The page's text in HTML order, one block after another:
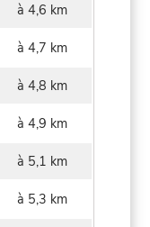
à 4,6 km
à 4,7 km
à 4,8 km
à 4,9 km
à 5,1 km
à 5,3 km